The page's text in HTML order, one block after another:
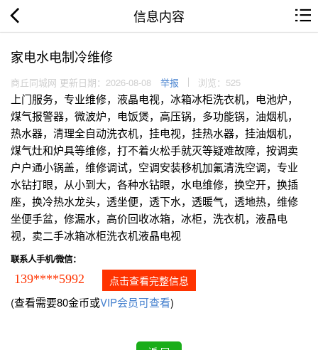
信息内容
家电水电制冷维修
商丘同城网 更新日期：2026-08-08 举报 浏览：525
上门服务，专业维修，液晶电视，冰箱冰柜洗衣机，电池炉，
煤气报警器，微波炉，电饭煲，高压锅，多功能锅，油烟机，
热水器，清理全自动洗衣机，挂电视，挂热水器，挂油烟机，
煤气灶和炉具等维修，打不着火松手就灭等疑难故障，按调卖
户户通小锅盖，维修调试，空调安装移机加氟清洗空调，专业
水钻打眼，从小到大，各种水钻眼，水电维修，换空开，换插
座，换冷热水龙头，透坐便，透下水，透暖气，透地热，维修
坐便手盆，修漏水，高价回收冰箱，冰柜，洗衣机，液晶电
视，卖二手冰箱冰柜洗衣机液晶电视
联系人手机/微信：
139****5992 点击查看完整信息
(查看需要80金币或VIP会员可查看)